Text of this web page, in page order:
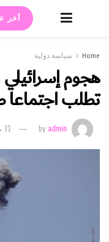
أخر
Home سياسة دولية
هجوم
تطلب اجتماعا
byadmin 31 مايو 2026